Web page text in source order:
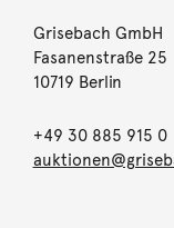
Grisebach GmbH
Fasanenstraße 25
10719 Berlin
+49 30 885 915 0